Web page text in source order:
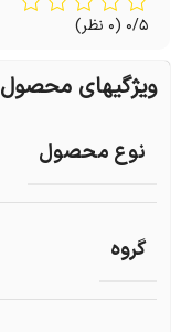
0/5 (0 نظر)
ویژگیهای محصول
نوع محصول
گروه